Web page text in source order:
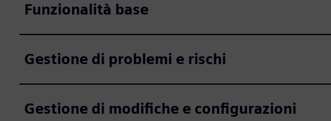
Funzionalità base
Gestione di problemi e rischi
Gestione di modifiche e configurazioni